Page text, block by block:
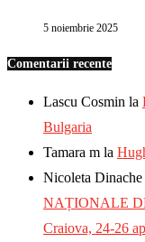
5 noiembrie 2025
Comentarii recente
Lascu Cosmin la
Bulgaria
Tamara m la
Nicoleta Dinache
NAȚIONALE
Craiova, 24-26